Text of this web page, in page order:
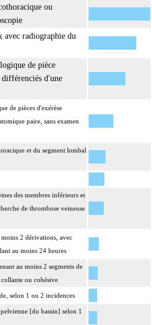
ou
avec radiographie du
de pièce
différenciés d'une
de pièces d'exérèse
paire, sans examen
et du segment lombal
des membres inférieurs et
de thrombose veineuse
2 dérivations, avec
au moins 24 heures
au moins 2 segments de
ou cohésive
selon 1 ou 2 incidences
[du bassin] selon 1